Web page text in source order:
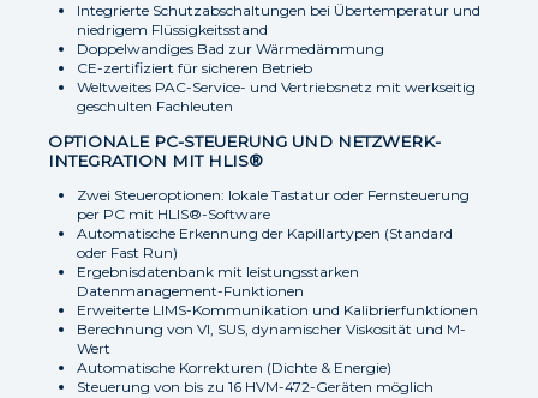
Integrierte Schutzabschaltungen bei Übertemperatur und
niedrigem Flüssigkeitsstand
Doppelwandiges Bad zur Wärmedämmung
CE-zertifiziert für sicheren Betrieb
Weltweites PAC-Service- und Vertriebsnetz mit werkseitig
geschulten Fachleuten
OPTIONALE PC-STEUERUNG UND NETZWERK-
INTEGRATION MIT HLIS®
Zwei Steueroptionen: lokale Tastatur oder Fernsteuerung
per PC mit HLIS®-Software
Automatische Erkennung der Kapillartypen (Standard
oder Fast Run)
Ergebnisdatenbank mit leistungsstarken
Datenmanagement-Funktionen
Erweiterte LIMS-Kommunikation und Kalibrierfunktionen
Berechnung von VI, SUS, dynamischer Viskosität und M-
Wert
Automatische Korrekturen (Dichte & Energie)
Steuerung von bis zu 16 HVM-472-Geräten möglich